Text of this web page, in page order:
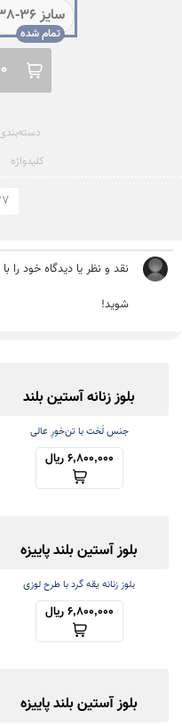
سایز 36-38
دسته‌بندی
کلید‌واژه
بلوز زنانه آستین بلند
جنس لَخت با تن‌خورِ عالی
6,800,000 ریال
بلوز آستین بلند پاییزه
بلوز زنانه یقه گرد با طرح لوزی
6,800,000 ریال
بلوز آستین بلند پاییزه